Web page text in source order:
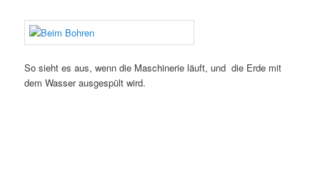
So sieht es aus, wenn die Maschinerie läuft, und die Erde mit
dem Wasser ausgespült wird.